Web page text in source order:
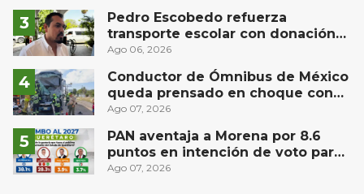
Pedro Escobedo refuerza
transporte escolar con donación
de camión de Flecha Amarilla para
Ago 06, 2026
Conductor de Ómnibus de México
queda prensado en choque con
materialista en San Juan del Río
Ago 07, 2026
PAN aventaja a Morena por 8.6
puntos en intención de voto para
gubernatura de Querétaro, según
Ago 07, 2026